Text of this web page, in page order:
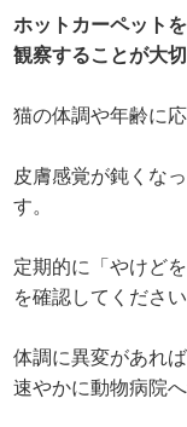
ホットカーペット
観察することが大切
猫の体調や年齢に
皮膚感覚が鈍くな
す。
定期的に「やけど
を確認してください
体調に異変があれ
速やかに動物病院